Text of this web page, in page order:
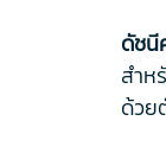
ดัชนี
สำห
ด้วย